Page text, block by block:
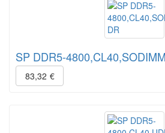
SP DDR5-
83,32 €